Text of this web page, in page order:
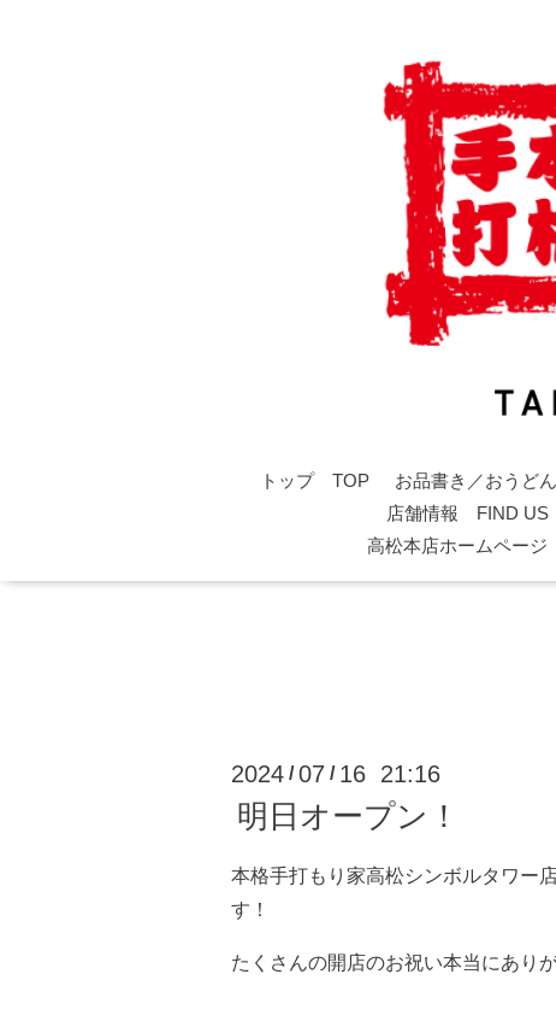
トップ TOP お品書き／おうど
店舗情報 FIND US
高松本店ホームペー
2024 /07 / 16 21:16
明日オープン！
本格手打もり家高松シンボルタワー
す！
たくさんの開店のお祝い本当にあり